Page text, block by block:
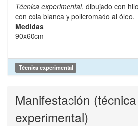
Técnica experimental, dibujado con
con cola blanca y policromado al óleo.
Medidas
90x60cm
Técnica experimental
Manifestación (técnica
experimental)